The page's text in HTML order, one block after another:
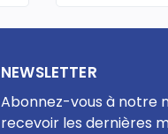
NEWSLETTER
Abonnez-vous à notre
recevoir les dernières